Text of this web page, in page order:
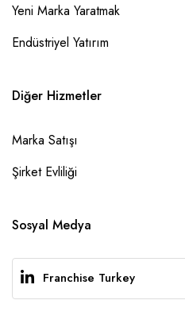
Yeni Marka Yaratmak
Endüstriyel Yatırım
Diğer Hizmetler
Marka Satışı
Şirket Evliliği
Sosyal Medya
Franchise Turkey